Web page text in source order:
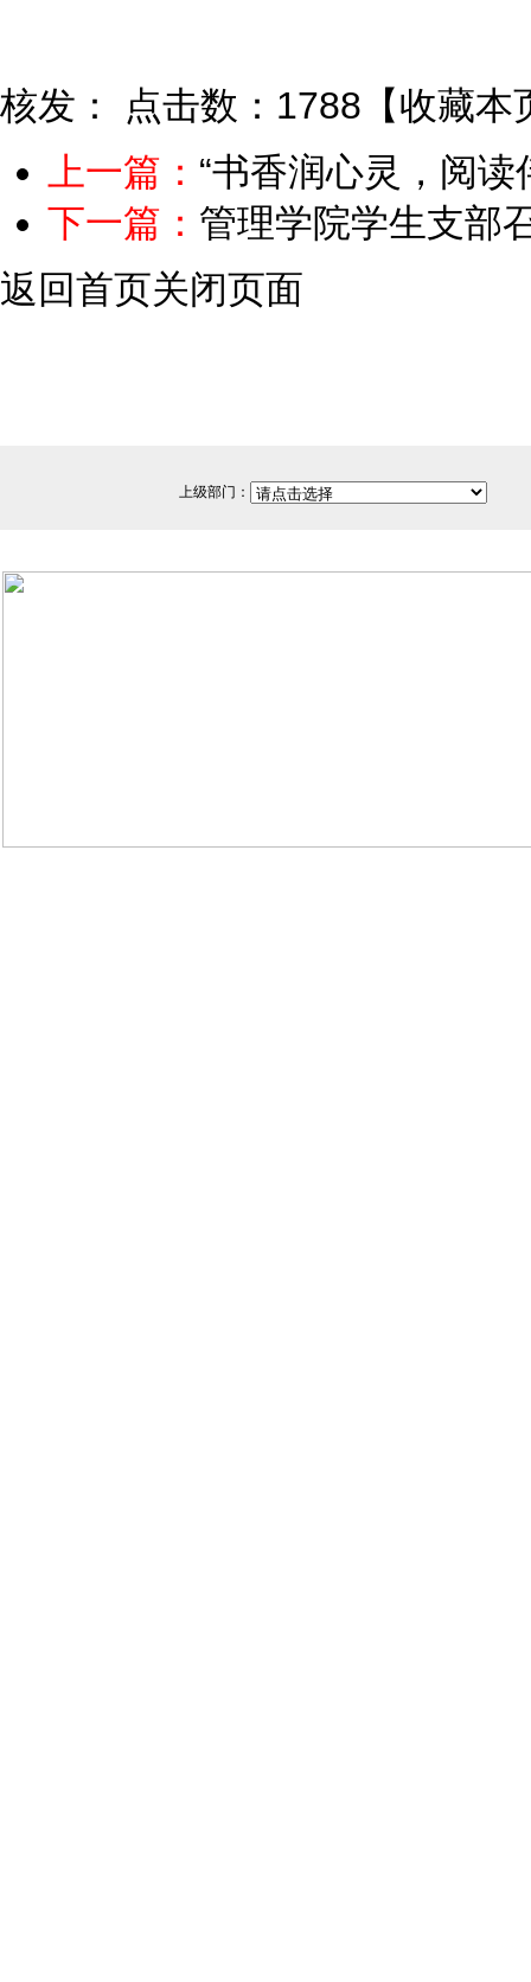
核发： 点击数：1788 【收藏本
上一篇： “书香润心灵，阅
下一篇： 管理学院学生支部
返回首页关闭页面
上级部门：